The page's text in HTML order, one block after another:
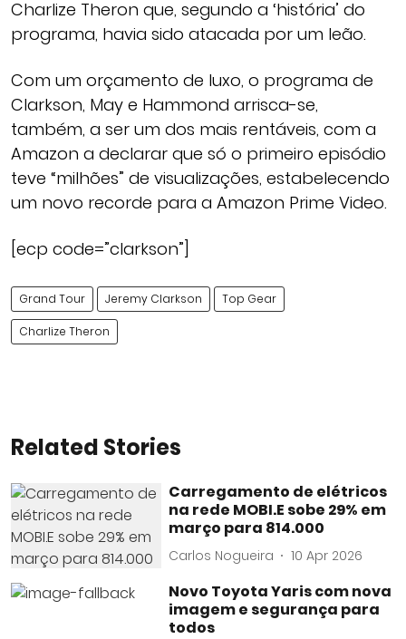
Charlize Theron que, segundo a ‘história’ do
programa, havia sido atacada por um leão.
Com um orçamento de luxo, o programa de
Clarkson, May e Hammond arrisca-se,
também, a ser um dos mais rentáveis, com a
Amazon a declarar que só o primeiro episódio
teve “milhões” de visualizações, estabelecendo
um novo recorde para a Amazon Prime Video.
[ecp code=”clarkson”]
Grand Tour Jeremy Clarkson Top Gear
Charlize Theron
Related Stories
Carregamento de elétricos
na rede MOBI.E sobe 29% em
março para 814.000
Carlos Nogueira 10 Apr 2026
Novo Toyota Yaris com nova
imagem e segurança para
todos